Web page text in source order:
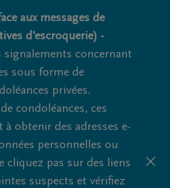
aux messages de
d'escroquerie) -
signalements concernant
sous forme de
privées.
condoléances, ces
à obtenir des adresses e-
personnelles ou
cliquez pas sur des liens
suspects et vérifiez